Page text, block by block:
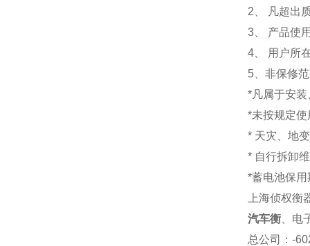
2、 凡超出
3、 产品使
4、 用户所
5、非保修
*凡属于安
*未按规定
* 天灾、地
* 自行拆卸
*蓄电池保用
上海侦权
汽车衡 、
总公司
：-